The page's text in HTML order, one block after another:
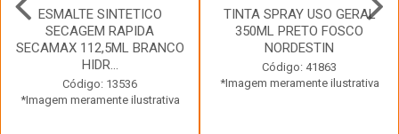
ESMALTE SINTETICO
SECAGEM RAPIDA
SECAMAX 112,5ML BRANCO
HIDR...
Código: 13536
*Imagem meramente ilustrativa
TINTA SPRAY USO GERAL
350ML PRETO FOSCO
NORDESTIN
Código: 41863
*Imagem meramente ilustrativa